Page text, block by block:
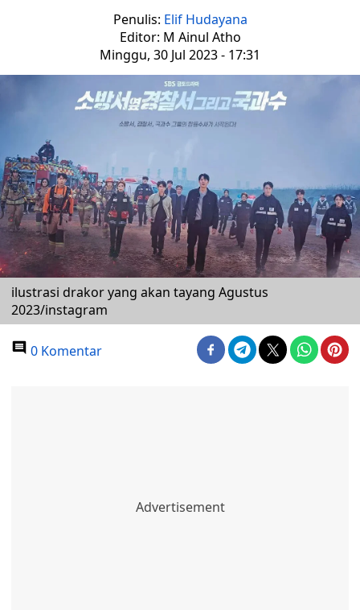
Penulis: Elif Hudayana
Editor: M Ainul Atho
Minggu, 30 Jul 2023 - 17:31
ilustrasi drakor yang akan tayang Agustus
2023/instagram
0 Komentar